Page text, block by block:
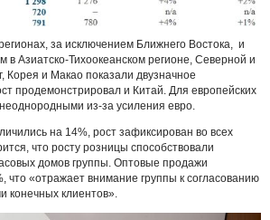
за исключением Ближнего Востока, и
в Азиатско-Тихоокеанском регионе, Северной и
Корея и Макао показали двузначное
продемонстрировал и Китай. Для европейских
из-за усиления евро.
на 14%, рост зафиксирован во всех
что росту розницы способствовали
домов группы. Оптовые продажи
что «отражает внимание группы к согласованию
конечных клиентов».